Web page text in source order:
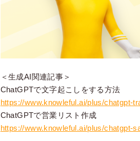
＜生成AI関連記事＞
ChatGPTで文字起こしをする方法
https://www.knowleful.ai/plus/chatgpt-
ChatGPTで営業リスト作成
https://www.knowleful.ai/plus/chatgpt-